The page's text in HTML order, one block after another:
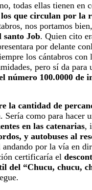
todas ellas tienen en
los que circulan por la
nos portamos
santo Job. Quien cito
por delante
los cántabros con
pero sí da para
número 100.0000 de
la cantidad de
como para hacer
en las catenarias,
y autobuses al
por la vía en
certificaría el
del “Chucu, chucu,